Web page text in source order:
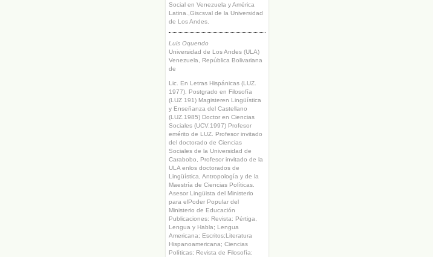
Social en Venezuela y América
Latina.,Giscsval de la Universidad
de Los Andes.
Luis Oquendo
Universidad de Los Andes (ULA)
Venezuela, República Bolivariana
de
Lic. En Letras Hispánicas (LUZ.
1977). Postgrado en Filosofía
(LUZ 191) Magisteren Lingüística
y Enseñanza del Castellano
(LUZ.1985) Doctor en Ciencias
Sociales (UCV.1997) Profesor
emérito de LUZ. Profesor invitado
del doctorado de Ciencias
Sociales de la Universidad de
Carabobo, Profesor invitado de la
ULA enlos doctorados de
Lingüística, Antropología y de la
Maestría de Ciencias Políticas.
Asesor Lingüista del Ministerio
para elPoder Popular del
Ministerio de Educación
Publicaciones: Revista: Pértiga,
Lengua y Habla; Lengua
Americana; Escritos;Literatura
Hispanoamericana; Ciencias
Políticas; Revista de Filosofía;